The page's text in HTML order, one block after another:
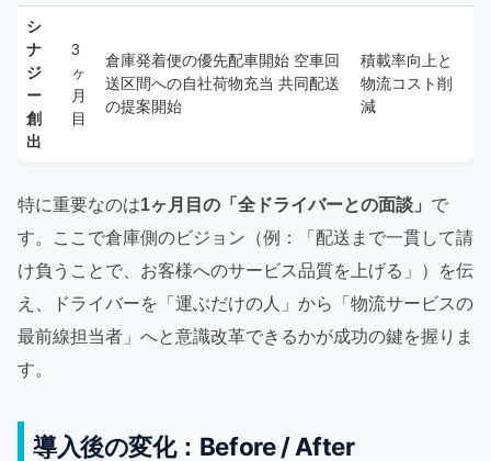
シ
ナ
ジ
ー
創
出
3
ヶ
月
目
倉庫発着便の優先配車開始 空車回
送区間への自社荷物充当 共同配送
の提案開始
積載率向上と
物流コスト削
減
特に重要なのは1ヶ月目の「全ドライバーとの面談」 で
す。ここで倉庫側のビジョン（例：「配送まで一貫して請
け負うことで、お客様へのサービス品質を上げる」）を伝
え、ドライバーを「運ぶだけの人」から「物流サービスの
最前線担当者」へと意識改革できるかが成功の鍵を握りま
す。
導入後の変化：Before / After